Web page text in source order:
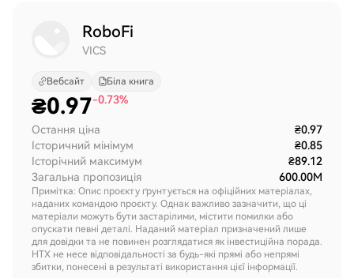
RoboFi
VICS
Вебсайт Біла книга
₴0.97-0.73%
Остання ціна
₴0.97
Історичний мінімум
₴0.85
Історічний максимум
₴89.12
Загальна пропозиція
600.00M
Примітка: Опис проєкту ґрунтується на офіційних матеріалах,
наданих командою проєкту. Однак важливо зазначити, що ці
матеріали можуть бути застарілими, містити помилки або
опускати певні деталі. Наданий матеріал призначений лише
для довідки та не повинен розглядатися як інвестиційна порада.
HTX не несе відповідальності за будь-які прямі або непрямі
збитки, понесені в результаті використання цієї інформації.